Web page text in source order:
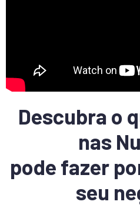
Descubra o
nas
pode fazer
seu